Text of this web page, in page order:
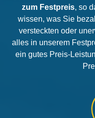
zum Festpreis, so
wissen, was Sie
versteckten oder
alles in unserem
ein gutes Preis-